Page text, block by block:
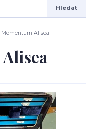
Hledat
Momentum Alisea